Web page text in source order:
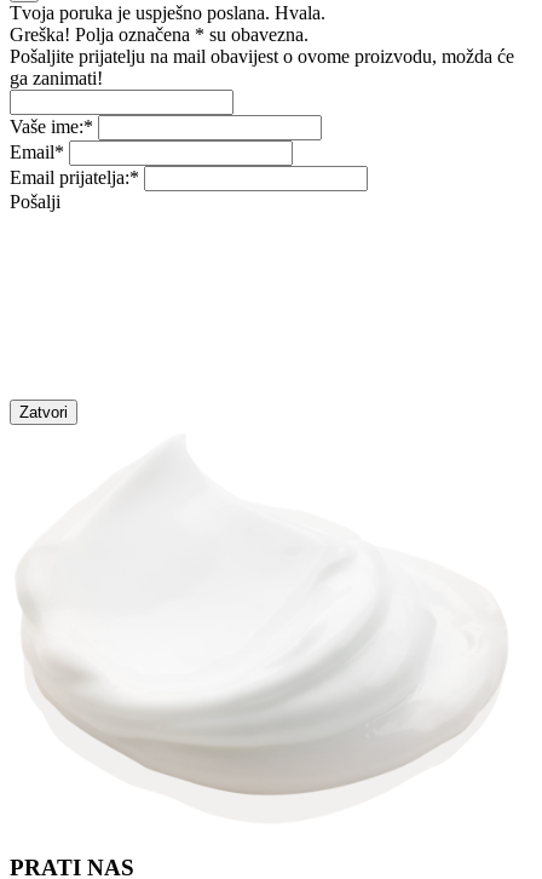
Tvoja poruka je uspješno poslana. Hvala.
Greška! Polja označena * su obavezna.
Pošaljite prijatelju na mail obavijest o ovome proizvodu, možda će
ga zanimati!
Vaše ime:*
Email*
Email prijatelja:*
Pošalji
Zatvori
PRATI NAS